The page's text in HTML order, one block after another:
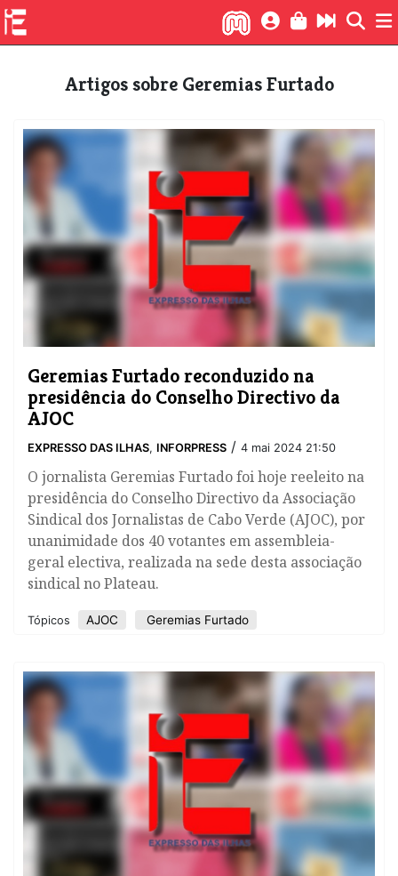
Artigos sobre Geremias Furtado
Geremias Furtado reconduzido na
presidência do Conselho Directivo da
AJOC
EXPRESSO DAS ILHAS, INFORPRESS / 4 mai 2024 21:50
O jornalista Geremias Furtado foi hoje reeleito na
presidência do Conselho Directivo da Associação
Sindical dos Jornalistas de Cabo Verde (AJOC), por
unanimidade dos 40 votantes em assembleia-
geral electiva, realizada na sede desta associação
sindical no Plateau.
Tópicos AJOC Geremias Furtado